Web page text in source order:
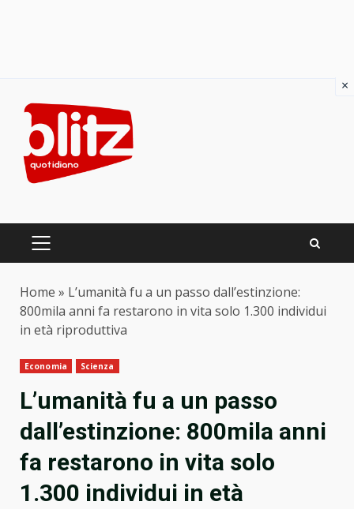
content
PRIMARY
Home » L’umanità fu a un passo dall’estinzione:
800mila anni fa restarono in vita solo 1.300 individui
in età riproduttiva
Economia Scienza
L’umanità fu a un passo
dall’estinzione: 800mila anni
fa restarono in vita solo
1.300 individui in età
×